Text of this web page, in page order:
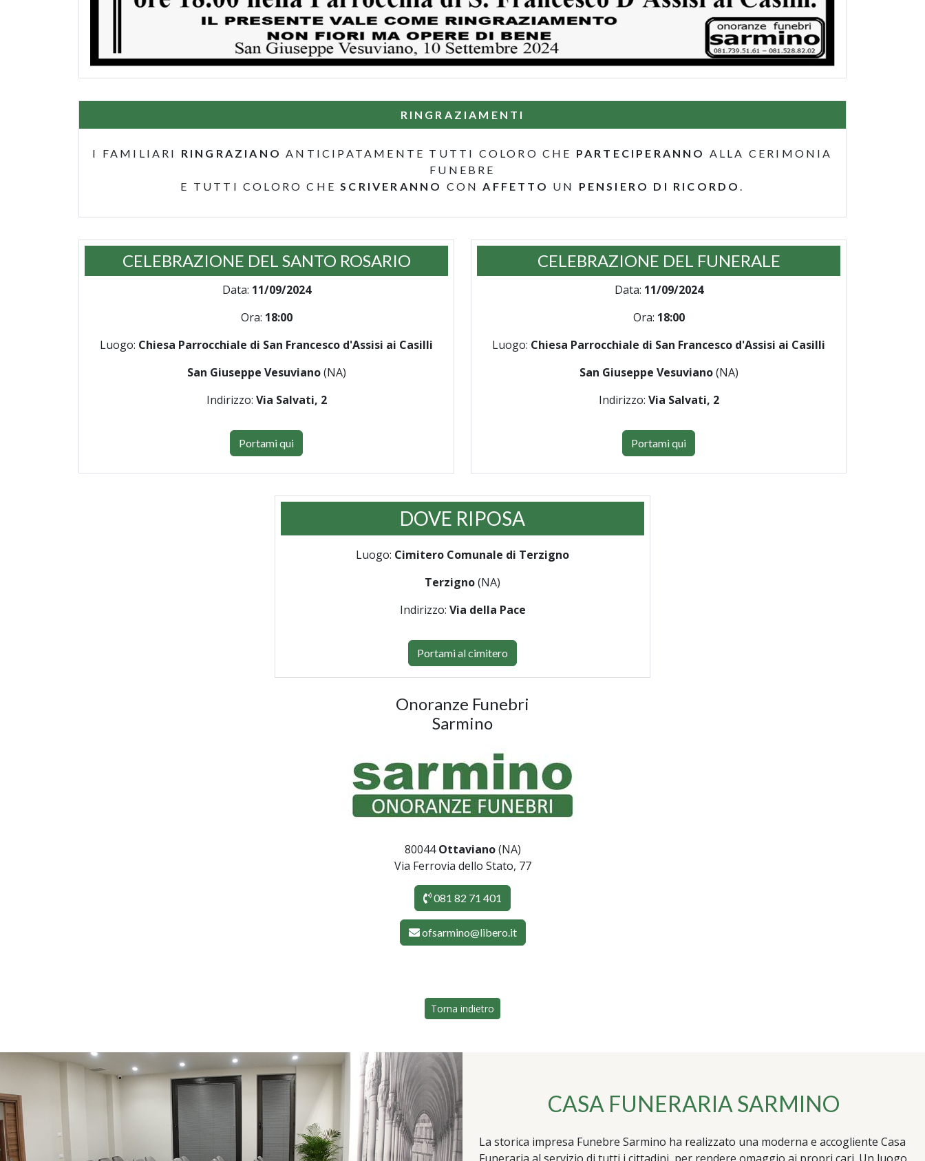
RINGRAZIAMENTI
I FAMILIARI RINGRAZIANO ANTICIPATAMENTE TUTTI COLORO CHE PARTECIPERANNO ALLA CERIMONIA
FUNEBRE
E TUTTI COLORO CHESCRIVERANNO CONAFFETTO UN PENSIERO DI RICORDO.
CELEBRAZIONE DEL SANTO ROSARIO
Data: 11/09/2024
Ora: 18:00
Luogo: Chiesa Parrocchiale di San Francesco d'Assisi ai Casilli
San Giuseppe Vesuviano(NA)
Indirizzo: Via Salvati, 2
Portami qui
CELEBRAZIONE DEL FUNERALE
Data: 11/09/2024
Ora: 18:00
Luogo: Chiesa Parrocchiale di San Francesco d'Assisi ai Casilli
San Giuseppe Vesuviano(NA)
Indirizzo: Via Salvati, 2
Portami qui
DOVE RIPOSA
Luogo: Cimitero Comunale di Terzigno
Terzigno(NA)
Indirizzo: Via della Pace
Portami al cimitero
Onoranze Funebri
Sarmino
80044Ottaviano(NA)
Via Ferrovia dello Stato, 77
081 82 71 401
ofsarmino@libero.it
Torna indietro
CASA FUNERARIA SARMINO
La storica impresa Funebre Sarmino ha realizzato una moderna e accogliente Casa